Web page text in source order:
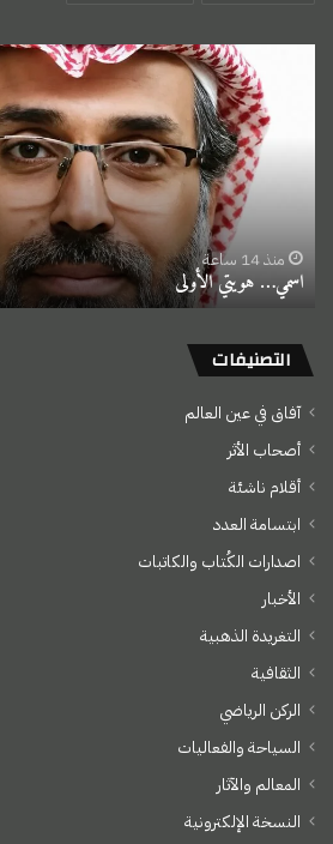
منذ 14 ساعة
اسمي… هويتي الأولى
التصنيفات
آفاق في عين العالم
أصحاب الأثر
أقلام ناشئة
ابتسامة العدد
اصدارات الكُتاب والكاتبات
الأخبار
التغريدة الذهبية
الثقافية
الركن الرياضي
السياحة والفعاليات
المعالم والآثار
النسخة الإلكترونية